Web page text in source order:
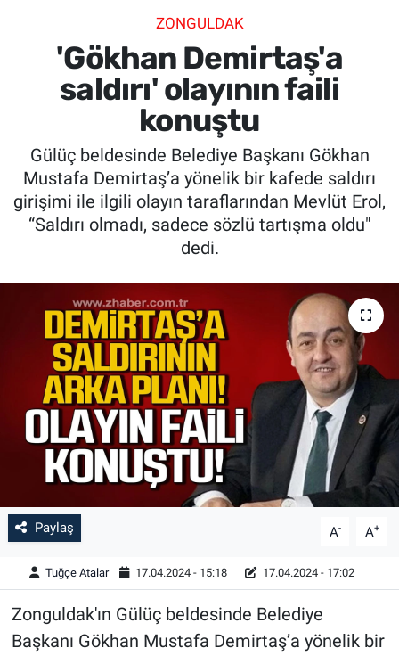
ZONGULDAK
'Gökhan Demirtaş'a
saldırı' olayının faili
konuştu
Gülüç beldesinde Belediye Başkanı Gökhan
Mustafa Demirtaş’a yönelik bir kafede saldırı
girişimi ile ilgili olayın taraflarından Mevlüt Erol,
“Saldırı olmadı, sadece sözlü tartışma oldu"
dedi.
Paylaş A- A+
Tuğçe Atalar 17.04.2024 - 15:18 17.04.2024 - 17:02
Zonguldak'ın Gülüç beldesinde Belediye
Başkanı Gökhan Mustafa Demirtaş’a yönelik bir